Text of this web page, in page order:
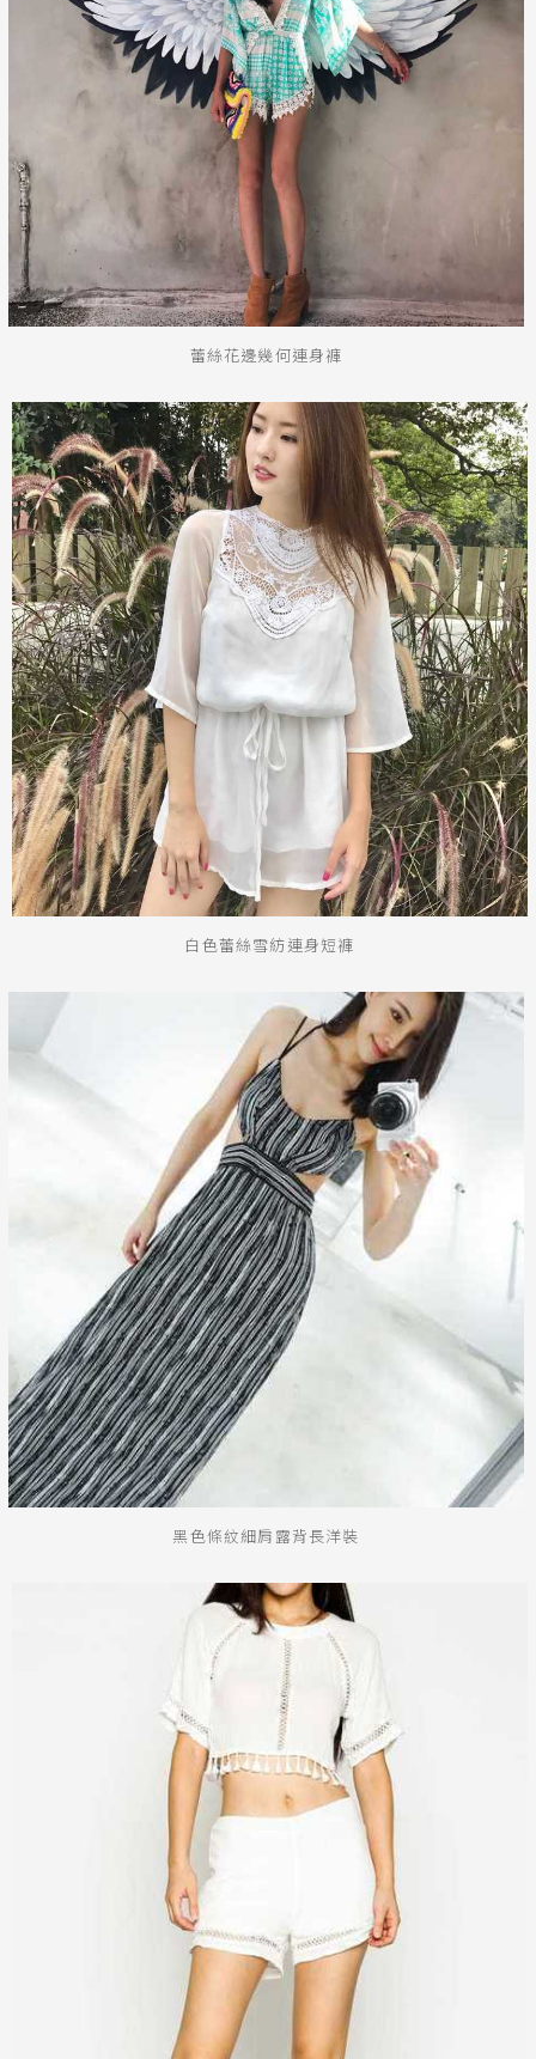
蕾絲花邊幾何連身褲
白色蕾絲雪紡連身短褲
黑色條紋細肩露背長洋裝